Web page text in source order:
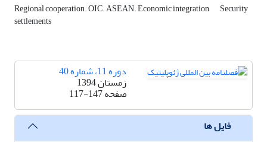
Regional cooperation. OIC. ASEAN. Economic integration Security
settlements
دوره 11، شماره 40
زمستان 1394
صفحه117-147
فایل ها